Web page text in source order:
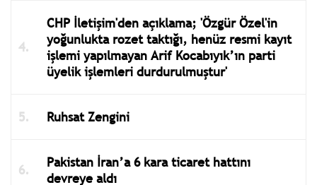
yoğunlukta rozet taktığı, henüz resmi kayıt
işlemi yapılmayan Arif Kocabıyık’ın parti
üyelik işlemleri durdurulmuştur'
devreye aldı